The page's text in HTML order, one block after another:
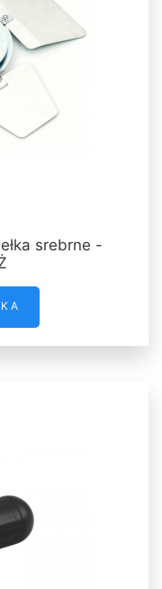
srebrne -